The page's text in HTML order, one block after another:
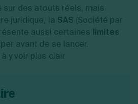
de création
du nom d'entreprise
légales
du dirigeant
fiscales
pratiques
des atouts réels, mais
juridique, la SAS (Société par
aussi certaines limites
avant de se lancer.
y voir plus clair.